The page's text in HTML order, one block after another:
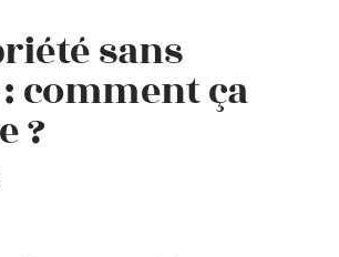
sans
comment ça
?